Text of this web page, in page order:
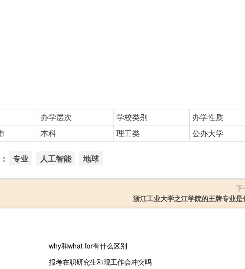
办学层次 学校类别
办学性质
本科 理工类 公办大学
专业 人工智能 地球
下
浙江工业大学之江学院的王牌专业是
why和what for有什么区别
报考在职研究生和现工作会冲突吗